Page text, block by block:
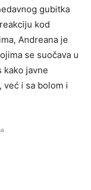
gubitka
kod
Andreana je
se suočava u
kako javne
već i sa bolom i